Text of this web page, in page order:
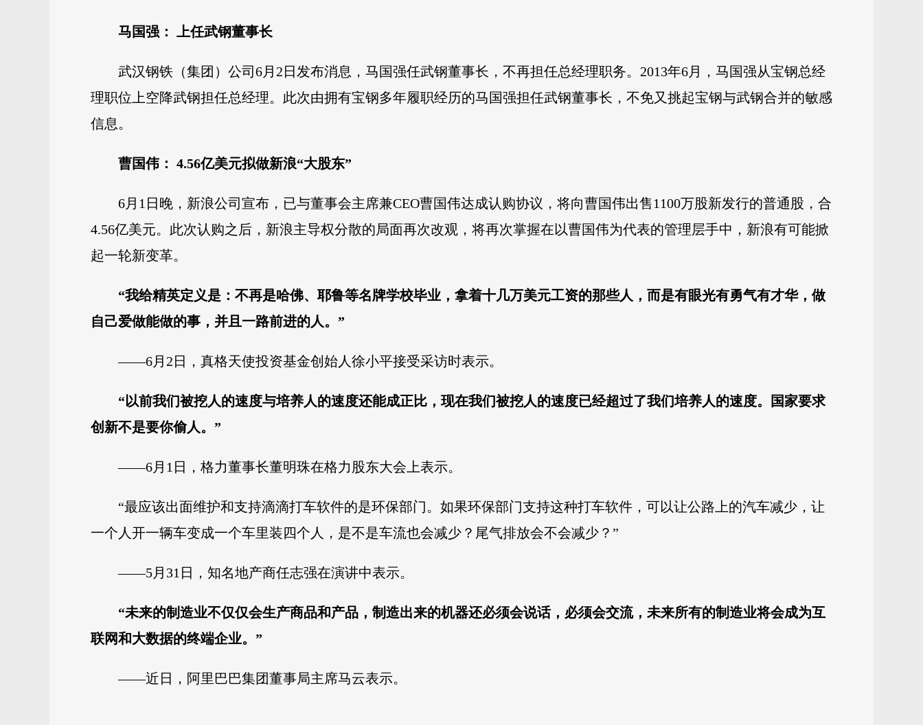
马国强： 上任武钢董事长
武汉钢铁（集团）公司6月2日发布消息，马国强任武钢董事长，不再担任总经理职务。2013年6月，马国强从宝钢总经
理职位上空降武钢担任总经理。此次由拥有宝钢多年履职经历的马国强担任武钢董事长，不免又挑起宝钢与武钢合并的敏感
信息。
曹国伟： 4.56亿美元拟做新浪“大股东”
6月1日晚，新浪公司宣布，已与董事会主席兼CEO曹国伟达成认购协议，将向曹国伟出售1100万股新发行的普通股，合
4.56亿美元。此次认购之后，新浪主导权分散的局面再次改观，将再次掌握在以曹国伟为代表的管理层手中，新浪有可能掀
起一轮新变革。
“我给精英定义是：不再是哈佛、耶鲁等名牌学校毕业，拿着十几万美元工资的那些人，而是有眼光有勇气有才华，做
自己爱做能做的事，并且一路前进的人。”
——6月2日，真格天使投资基金创始人徐小平接受采访时表示。
“以前我们被挖人的速度与培养人的速度还能成正比，现在我们被挖人的速度已经超过了我们培养人的速度。国家要求
创新不是要你偷人。”
——6月1日，格力董事长董明珠在格力股东大会上表示。
“最应该出面维护和支持滴滴打车软件的是环保部门。如果环保部门支持这种打车软件，可以让公路上的汽车减少，让
一个人开一辆车变成一个车里装四个人，是不是车流也会减少？尾气排放会不会减少？”
——5月31日，知名地产商任志强在演讲中表示。
“未来的制造业不仅仅会生产商品和产品，制造出来的机器还必须会说话，必须会交流，未来所有的制造业将会成为互
联网和大数据的终端企业。”
——近日，阿里巴巴集团董事局主席马云表示。